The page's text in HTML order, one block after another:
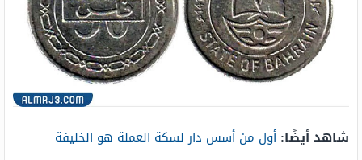
شاهد أيضًا: أول من أسس دار لسكة العملة هو الخليفة